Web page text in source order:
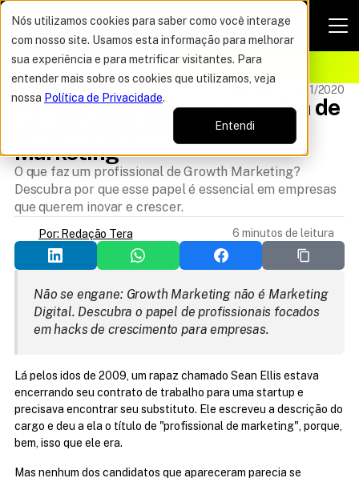
Nós utilizamos cookies para saber como você interage
com nosso site. Usamos esta informação para melhorar
sua experiência e para metrificar visitantes. Para
entender mais sobre os cookies que utilizamos, veja
nossa Política de Privacidade.
Entendi
OFERTA DO ANO VAGAS POR TEMPO LIMITADO
Atualizado 04/11/2020
Por que toda empresa precisa de
um profissional de Growth
Marketing
O que faz um profissional de Growth Marketing?
Descubra por que esse papel é essencial em empresas
que querem inovar e crescer.
Por: Redação Tera 6 minutos de leitura
Não se engane: Growth Marketing não é Marketing
Digital. Descubra o papel de profissionais focados
em hacks de crescimento para empresas.
Lá pelos idos de 2009, um rapaz chamado Sean Ellis estava
encerrando seu contrato de trabalho para uma startup e
precisava encontrar seu substituto. Ele escreveu a descrição do
cargo e deu a ela o título de "profissional de marketing", porque,
bem, isso que ele era.
Mas nenhum dos candidatos que apareceram parecia se